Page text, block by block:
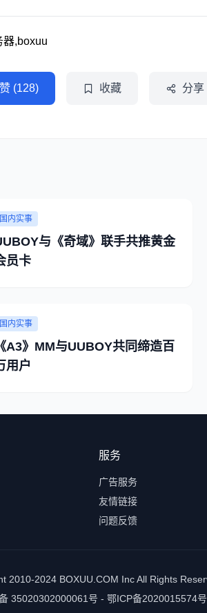
器,boxuu
(128) 收藏 分享
国内实事
与《奇域》联手共推黄金
员卡
国内实事
《A3》MM与UUBOY共同缔造百
用户
服务
广告服务
友情链接
问题反馈
2010-2024 BOXUU.COM Inc All Rights
35020302000061号 - 鄂ICP备2020015574号